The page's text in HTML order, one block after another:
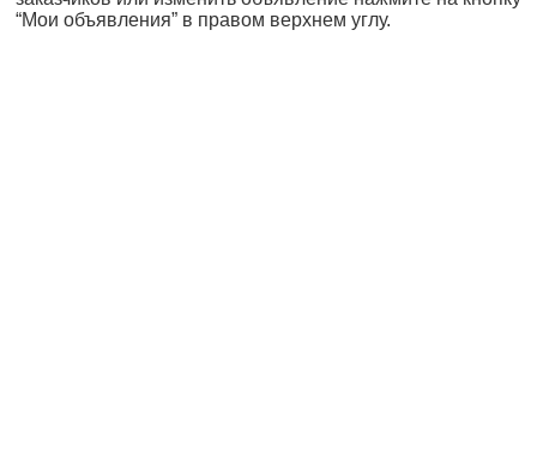
“Мои объявления” в правом верхнем углу.